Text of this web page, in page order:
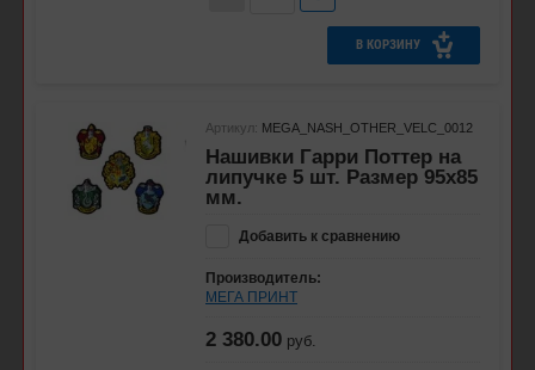
В КОРЗИНУ
Артикул: MEGA_NASH_OTHER_VELC_0012
Нашивки Гарри Поттер на
липучке 5 шт. Размер 95x85
мм.
Добавить к сравнению
Производитель:
МЕГА ПРИНТ
2 380.00 руб.